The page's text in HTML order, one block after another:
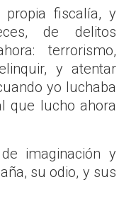
fiscalía, y
de delitos
terrorismo,
y atentar
yo luchaba
que lucho ahora
imaginación y
su odio, y sus